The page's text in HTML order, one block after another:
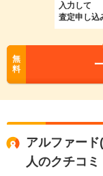
入力して
査定申し込
無
料
アルファー
人のクチコミ